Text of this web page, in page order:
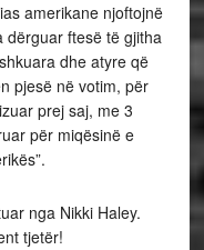
amerikane njoftojnë
dërguar ftesë të gjitha
dhe atyre që
pjesë në votim, për
prej saj, me 3
për miqësinë e
nga Nikki Haley.
tjetër!